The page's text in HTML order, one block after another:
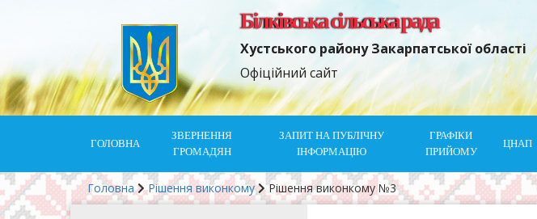
Білківська сільська рада
Хустського району Закарпатської області
Офіційний сайт
ГОЛОВНА
ЗВЕРНЕННЯ
ГРОМАДЯН
ЗАПИТ НА ПУБЛІЧНУ
ІНФОРМАЦІЮ
ГРАФІКИ
ПРИЙОМУ
ЦНАП
Головна Рішення виконкому Рішення виконкому №3